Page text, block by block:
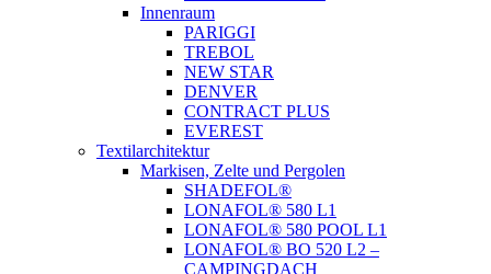
Innenraum
PARIGGI
TREBOL
NEW STAR
DENVER
CONTRACT PLUS
EVEREST
Textilarchitektur
Markisen, Zelte und Pergolen
SHADEFOL®
LONAFOL® 580 L1
LONAFOL® 580 POOL L1
LONAFOL® BO 520 L2 –
CAMPINGDACH